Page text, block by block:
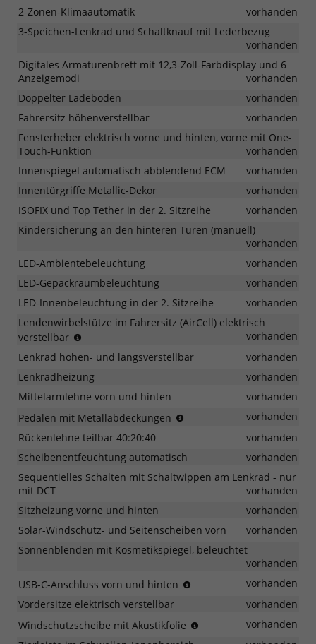
2-Zonen-Klimaautomatik
vorhanden
3-Speichen-Lenkrad und Schaltknauf mit Lederbezug
vorhanden
Digitales Armaturenbrett mit 12,3-Zoll-Farbdisplay und 6
Anzeigemodi
vorhanden
Doppelter Ladeboden
vorhanden
Fahrersitz höhenverstellbar
vorhanden
Fensterheber elektrisch vorne und hinten, vorne mit One-
Touch-Funktion
vorhanden
Innenspiegel automatisch abblendend ECM
vorhanden
Innentürgriffe Metallic-Dekor
vorhanden
ISOFIX und Top Tether in der 2. Sitzreihe
vorhanden
Kindersicherung an den hinteren Türen (manuell)
vorhanden
LED-Ambientebeleuchtung
vorhanden
LED-Gepäckraumbeleuchtung
vorhanden
LED-Innenbeleuchtung in der 2. Sitzreihe
vorhanden
Lendenwirbelstütze im Fahrersitz (AirCell) elektrisch
verstellbar
Richtungen
verstellbar
vorhanden
Lenkrad höhen- und längsverstellbar
vorhanden
Lenkradheizung
vorhanden
Mittelarmlehne vorn und hinten
vorhanden
Pedalen mit Metallabdeckungen
Beschichtung
vorhanden
Rückenlehne teilbar 40:20:40
vorhanden
Scheibenentfeuchtung automatisch
vorhanden
Sequentielles Schalten mit Schaltwippen am Lenkrad - nur
mit DCT
vorhanden
Sitzheizung vorne und hinten
vorhanden
Solar-Windschutz- und Seitenscheiben vorn
vorhanden
Sonnenblenden mit Kosmetikspiegel, beleuchtet
vorhanden
USB-C-Anschluss vorn und hinten
Geräte
vorhanden
Vordersitze elektrisch verstellbar
vorhanden
Windschutzscheibe mit Akustikfolie
vorhanden